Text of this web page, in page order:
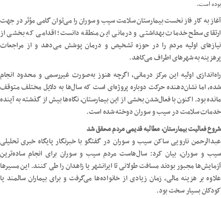
بوده است.
آغاز به کار فاز نخست بیمارستان سلامت سیب و سوران را می‌توان گامی مؤثر در جهت
ارتقای سطح خدمات بهداشتی و درمانی این منطقه دانست؛ اقدامی که بخشی از
نیازهای اولیه مردم را در حوزه تشخیص و درمان پوشش می‌دهد و از مراجعات
پرهزینه به شهرهای اطراف می‌کاهد.
راه‌اندازی اولیه این مرکز درمانی، اگرچه هنوز به‌صورت غیررسمی و محدود انجام
شده، اما نشان‌دهنده حرکت دوباره پروژه‌ای است که سال‌ها به دلایل مختلف متوقف
مانده بود. اکنون با فعال‌شدن بخشی از این بیمارستان، نگاه‌ها بیش از گذشته به آینده
خدمات سلامت در سیب و سوران دوخته شده است.
شروع فعالیت بیمارستان، مطالبه قدیمی مردم محقق شد
عبدالرحمن نارویی ساکن سیب و سوران در گفتگو با خبرنگار پایگاه خبری تحلیلی
سیب و سوران، بیان کرد: سال‌هاست مردم سیب و سوران برای انجام ساده‌ترین
آزمایش‌ها مجبور بودند مسافت طولانی تا ایرانشهر یا زاهدان را طی کنند. این مسیرها
علاوه بر هزینه مالی، زمان زیادی از خانواده‌ها می‌گرفت و برای بیماران سالمند یا
کودکان بسیار سخت بود.